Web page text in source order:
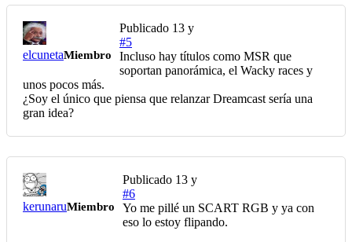
elcunetaMiembro
Publicado 13 y
#5
Incluso hay títulos como MSR que
soportan panorámica, el Wacky races y
unos pocos más.
¿Soy el único que piensa que relanzar Dreamcast sería una
gran idea?
kerunaruMiembro
Publicado 13 y
#6
Yo me pillé un SCART RGB y ya con
eso lo estoy flipando.